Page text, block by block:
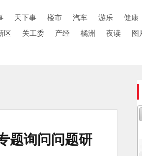
天下事 楼市 汽车 游乐 健康
区 关工委 产经 橘洲 夜读 图
题询问问题研